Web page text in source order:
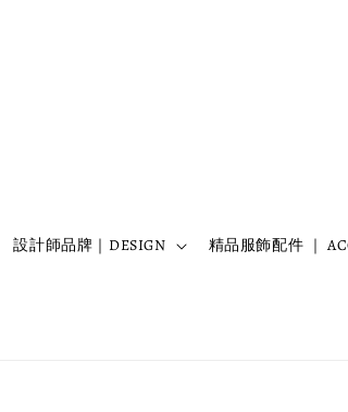
設計師品牌｜DESIGN 精品服飾配件 ｜